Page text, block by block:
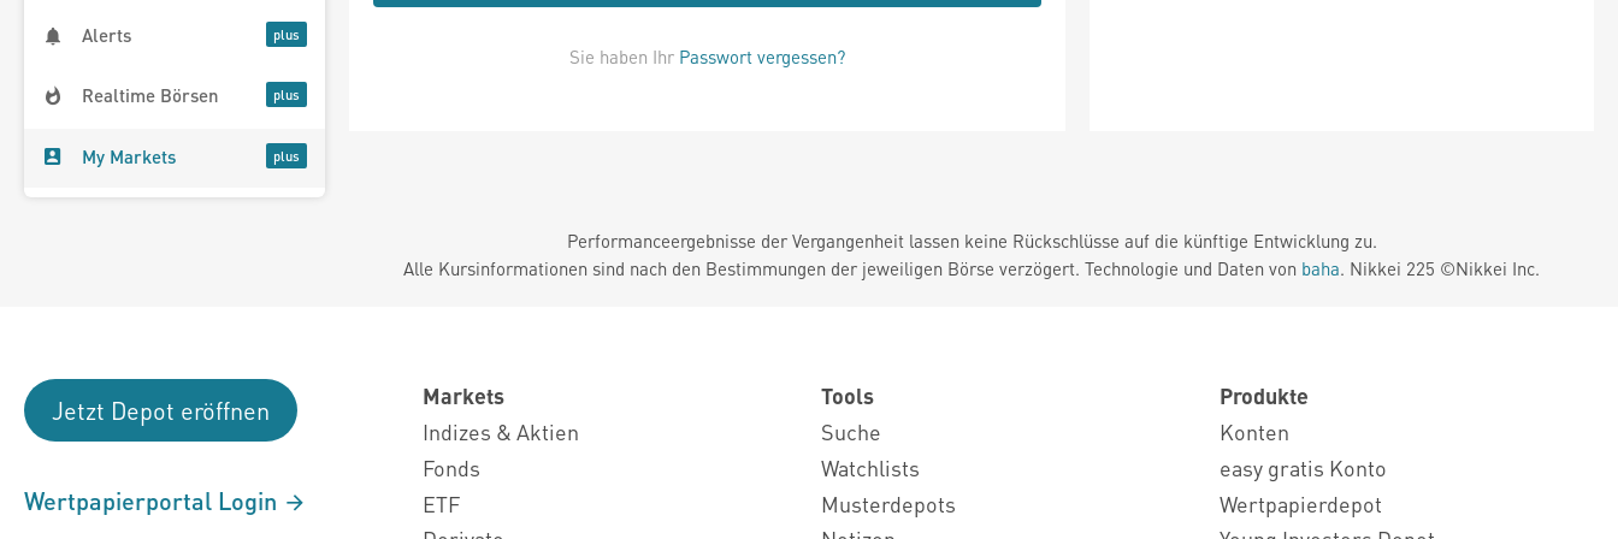
Alerts
Realtime Börsen
My Markets
Sie haben Ihr Passwort vergessen?
Performanceergebnisse der Vergangenheit lassen keine Rückschlüsse auf die künftige Entwicklung zu.
Alle Kursinformationen sind nach den Bestimmungen der jeweiligen Börse verzögert. Technologie und Daten von baha. Nikkei 225 ©Nikkei Inc.
Jetzt Depot eröffnen
Wertpapierportal Login
Markets
Indizes & Aktien
Fonds
ETF
Tools
Suche
Watchlists
Musterdepots
Produkte
Konten
easy gratis Konto
Wertpapierdepot